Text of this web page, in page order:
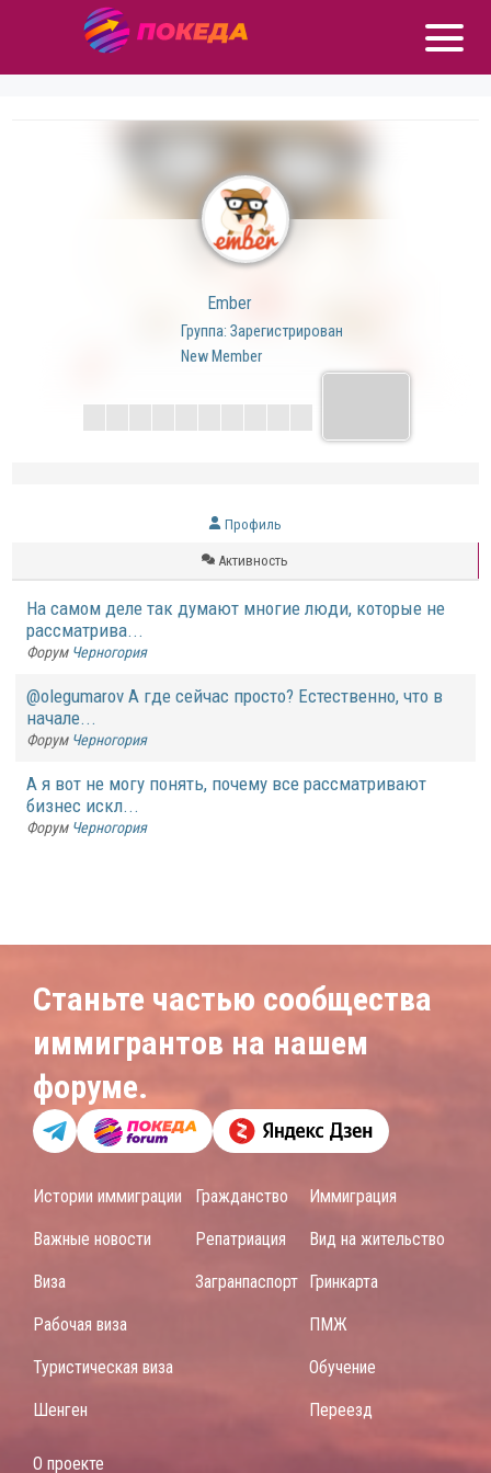
Ember
Группа: Зарегистрирован
New Member
Профиль
Активность
На самом деле так думают многие люди, которые не
рассматрива...
Форум Черногория
@olegumarov А где сейчас просто? Естественно, что в
начале...
Форум Черногория
А я вот не могу понять, почему все рассматривают
бизнес искл...
Форум Черногория
Станьте частью сообщества
иммигрантов на нашем
форуме.
Истории иммиграции
Важные новости
Виза
Рабочая виза
Туристическая виза
Шенген
Гражданство
Репатриация
Загранпаспорт
Иммиграция
Вид на жительство
Гринкарта
ПМЖ
Обучение
Переезд
О проекте